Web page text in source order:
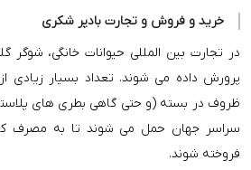
خرید و فروش و تجارت بادپر شکری
در تجارت بین المللی حیوانات خانگی، شوگر
پرورش داده می شوند. تعداد بسیار زیادی
ظروف در بسته (و حتی گاهی بطری های
سراسر جهان حمل می شوند تا به مصرف
فروخته شوند.